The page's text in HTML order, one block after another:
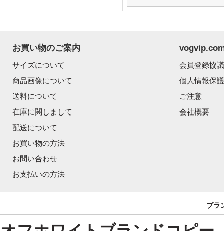
お買い物のご案内
サイズについて
商品画像について
送料について
在庫に関しまして
配送について
お買い物の方法
お問い合わせ
お支払いの方法
会員登録協
個人情報保
ご注意
会社概要
ブラ